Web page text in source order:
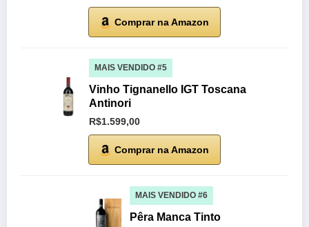
Comprar na Amazon
MAIS VENDIDO #5
Vinho Tignanello IGT Toscana
Antinori
R$1.599,00
Comprar na Amazon
MAIS VENDIDO #6
Pêra Manca Tinto